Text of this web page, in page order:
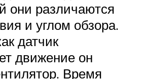
они различаются
и углом обзора.
датчик
движение он
Время